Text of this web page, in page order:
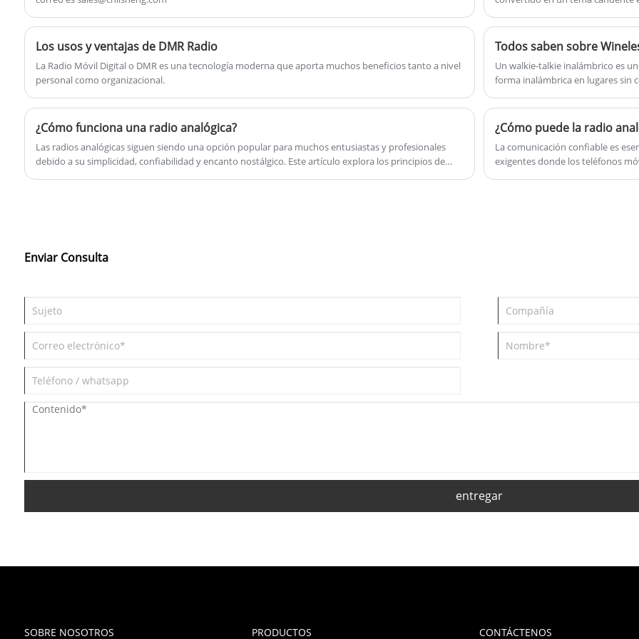
instantánea en cualquier entorno, lo que lo
convierte en una herramienta esencial para
los entusiastas de las actividades al aire
libre, los profesionales y cualquier persona
que necesite una comunicación confiable
mientras viaja.
audio, extender la vida útil de la
experiencia del usuario, sino que
Los usos y ventajas de DMR Radio
La Radio Móvil Digital o DMR es una tecnología moderna que aporta muchos beneficios tanto a nivel
personal como organizacional.
Un walkie-talkie inalámbrico es
forma inalámbrica en lugares sin
construcción, industrias de
¿Cómo funciona una radio analógica?
Las radios analógicas siguen siendo una opción popular para muchos entusiastas y profesionales
debido a su simplicidad, confiabilidad y encanto nostálgico. Este artículo explora los principios de
La comunicación confiable es
exigentes donde los teléfonos
Enviar Consulta
entregar
SOBRE NOSOTROS PRODUCTOS CONTÁCTENOS